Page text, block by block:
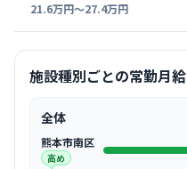
21.6万円〜27.4万円
施設種別ごとの常勤月給
全体
熊本市南区
高め